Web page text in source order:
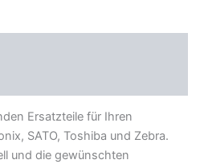
Ersatzteile für Ihren
SATO, Toshiba und Zebra.
und die gewünschten